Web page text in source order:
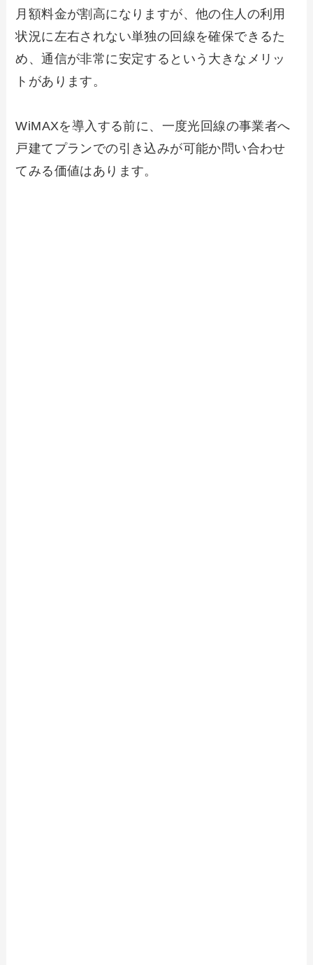
月額料金が割高になりますが、他の住人の利用
状況に左右されない単独の回線を確保できるた
め、通信が非常に安定するという大きなメリッ
トがあります。
WiMAXを導入する前に、一度光回線の事業者へ
戸建てプランでの引き込みが可能か問い合わせ
てみる価値はあります。